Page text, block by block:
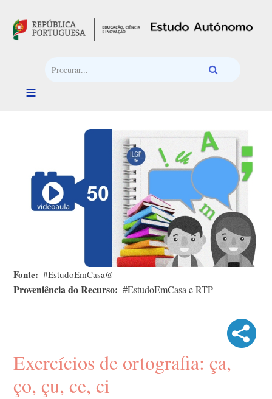
Fonte #EstudoEmCasa@
Proveniência do Recurso #EstudoEmCasa e RTP
Exercícios de ortografia: ça,
ço, çu, ce, ci